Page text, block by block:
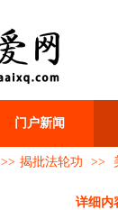
门户新闻
>> 揭批法轮功 >>
详细内